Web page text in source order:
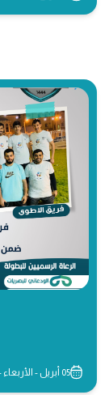
05 أبريل - الأربعاء - 2023